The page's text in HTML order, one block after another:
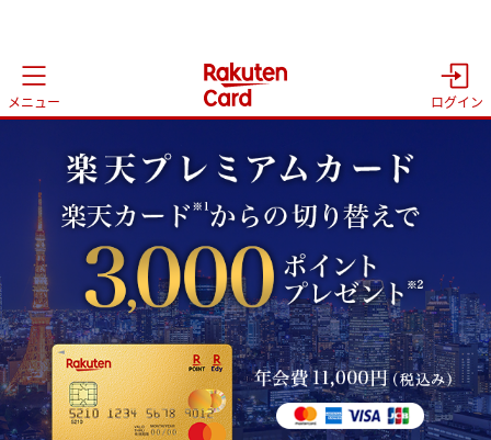
メニュー ログイン